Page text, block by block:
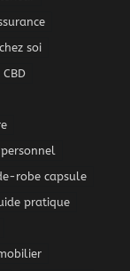
soi
CBD
robe capsule
pratique